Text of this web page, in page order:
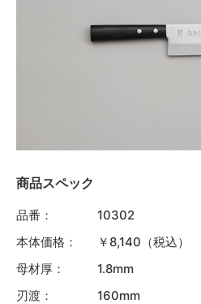
商品スペック
品番：
10302
本体価格：
￥8,140（税込）
母材厚：
1.8mm
刃渡：
160mm